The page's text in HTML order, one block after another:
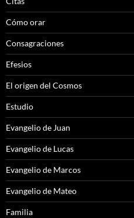
Cómo orar
Consagraciones
Efesios
El origen del Cosmos
Estudio
Evangelio de Juan
Evangelio de Lucas
Evangelio de Marcos
Evangelio de Mateo
Familia